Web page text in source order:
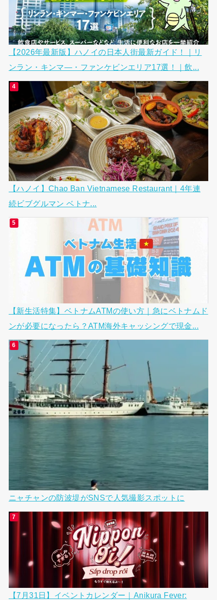
【2026年最新版】ハノイの日本人街最新ガイド！｜リ
ンラン・キンマ―・ファンケビンエリア17選！｜飲...
【ハノイ】Chao Ban Vietnamese Restaurant｜4年連
続ビブグルマン ベトナ...
【新生活特集】ベトナムATMの使い方｜急にベトナムド
ンが必要になったら？ATM海外キャッシングで現金...
ニャチャンの防波堤がSNSで人気撮影スポットに
【7月31日】イベントカレンダー｜Anikura Fever: